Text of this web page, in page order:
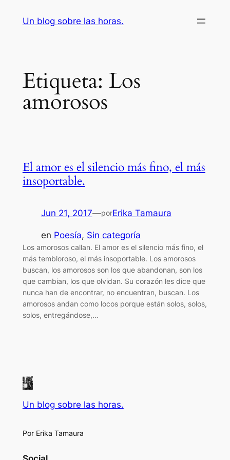
Un blog sobre las horas.
Etiqueta: Los
amorosos
El amor es el silencio más fino, el más
insoportable.
Jun 21, 2017—porErika Tamaura
en Poesía, Sin categoría
Los amorosos callan. El amor es el silencio más fino, el
más tembloroso, el más insoportable. Los amorosos
buscan, los amorosos son los que abandonan, son los
que cambian, los que olvidan. Su corazón les dice que
nunca han de encontrar, no encuentran, buscan. Los
amorosos andan como locos porque están solos, solos,
solos, entregándose,…
Un blog sobre las horas.
Por Erika Tamaura